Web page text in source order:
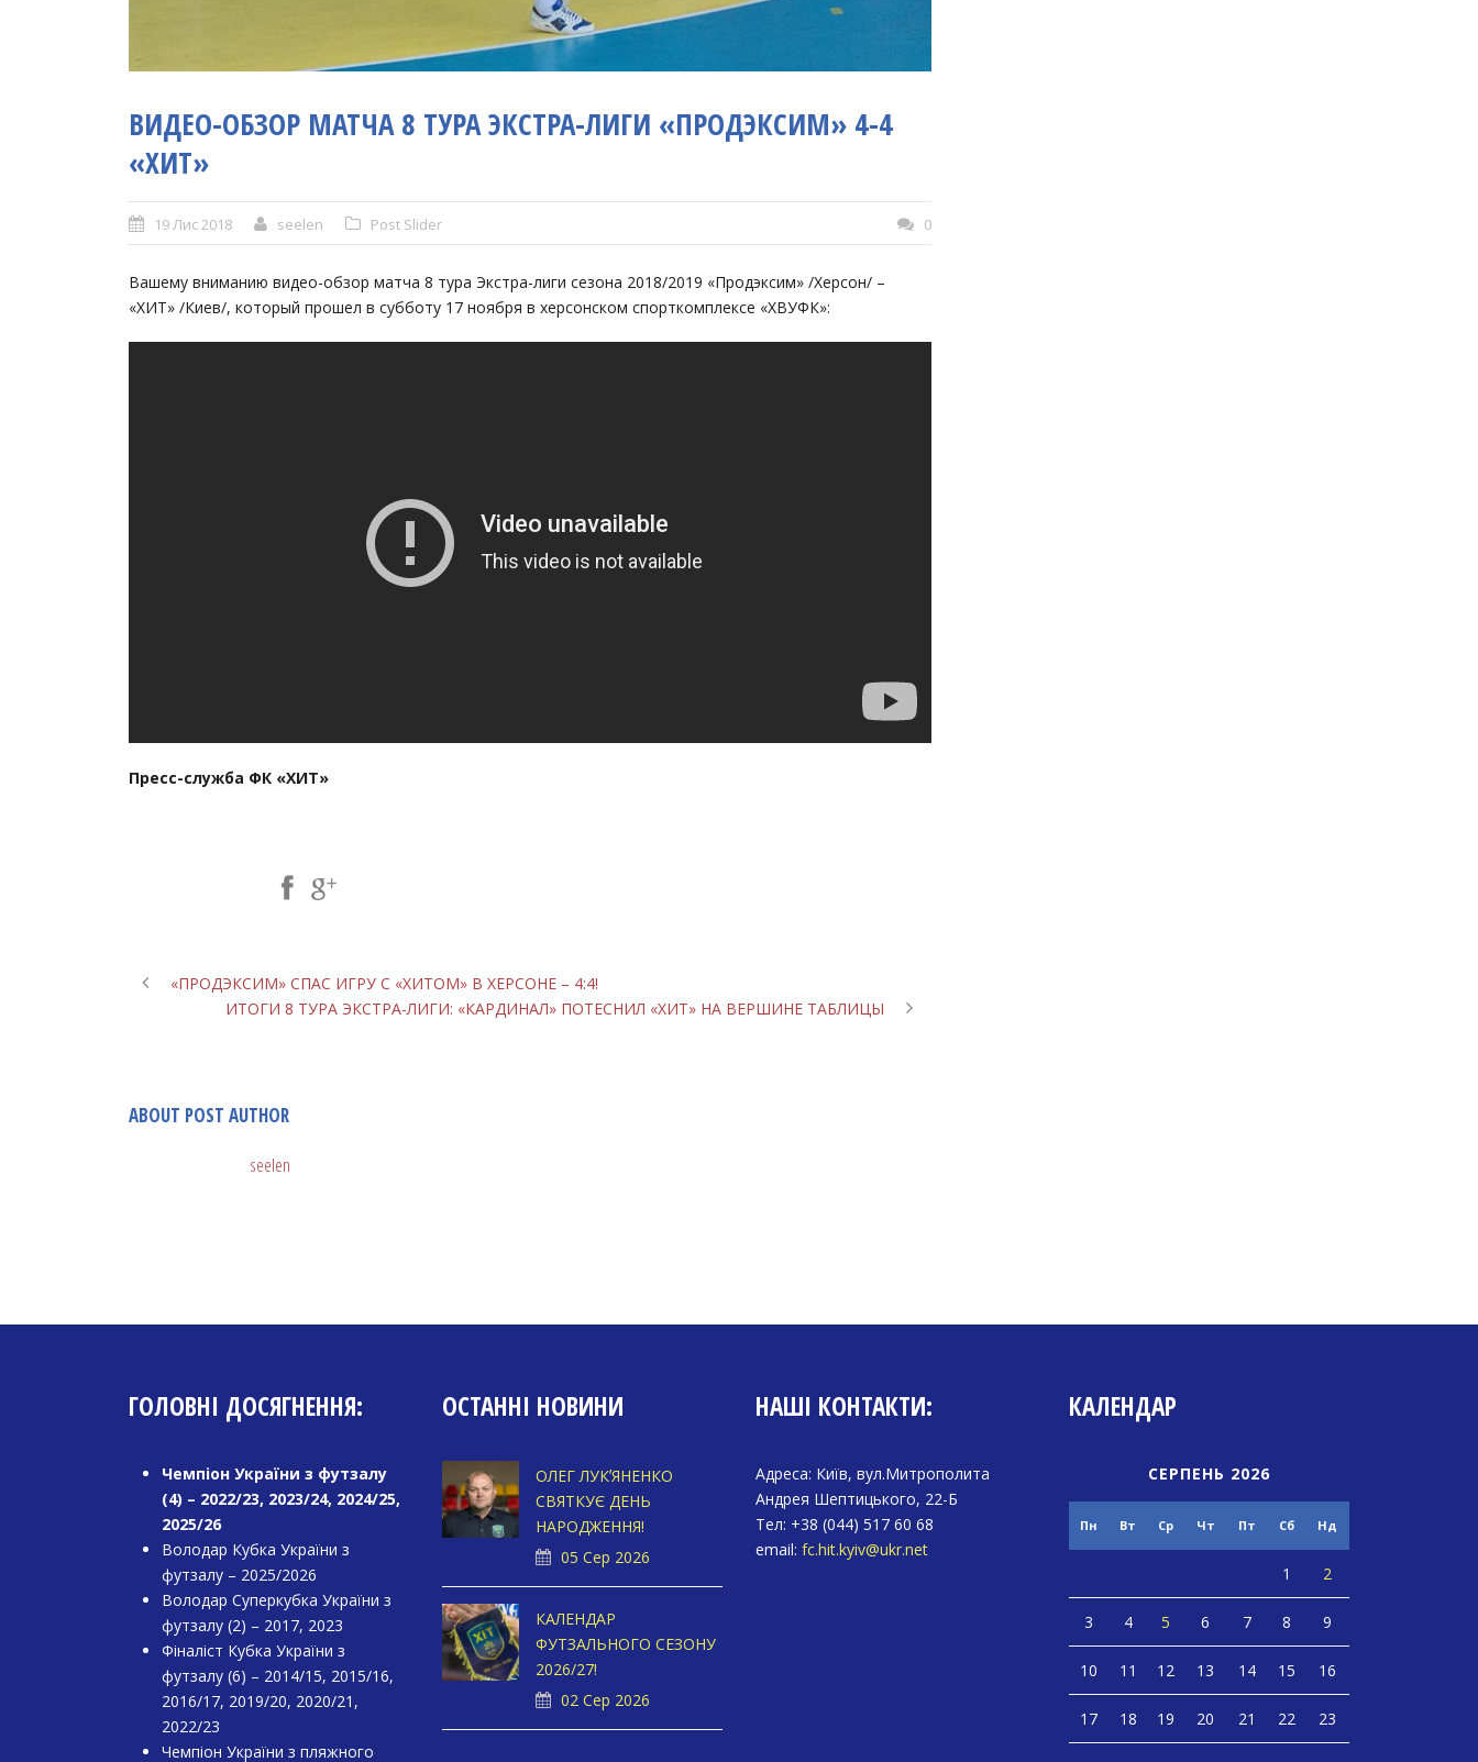
ВИДЕО-ОБЗОР МАТЧА 8 ТУРА ЭКСТРА-ЛИГИ «ПРОДЭКСИМ» 4-4
«ХИТ»
19 Лис 2018 seelen Post Slider 0
Вашему вниманию видео-обзор матча 8 тура Экстра-лиги сезона 2018/2019 «Продэксим» /Херсон/ –
«ХИТ» /Киев/, который прошел в субботу 17 ноября в херсонском спорткомплексе «ХВУФК»:
Пресс-служба ФК «ХИТ»
«ПРОДЭКСИМ» СПАС ИГРУ С «ХИТОМ» В ХЕРСОНЕ – 4:4!
ИТОГИ 8 ТУРА ЭКСТРА-ЛИГИ: «КАРДИНАЛ» ПОТЕСНИЛ «ХИТ» НА ВЕРШИНЕ ТАБЛИЦЫ
ABOUT POST AUTHOR
seelen
ГОЛОВНІ ДОСЯГНЕННЯ:
Чемпіон України з футзалу
(4) – 2022/23, 2023/24, 2024/25,
2025/26
Володар Кубка України з
футзалу – 2025/2026
Володар Суперкубка України з
футзалу (2) – 2017, 2023
Фіналіст Кубка України з
футзалу (6) – 2014/15, 2015/16,
2016/17, 2019/20, 2020/21,
2022/23
Чемпіон України з пляжного
ОСТАННІ НОВИНИ
ОЛЕГ ЛУКʼЯНЕНКО
СВЯТКУЄ ДЕНЬ
НАРОДЖЕННЯ!
05 Сер 2026
КАЛЕНДАР
ФУТЗАЛЬНОГО СЕЗОНУ
2026/27!
02 Сер 2026
НАШІ КОНТАКТИ:
Адреса: Київ, вул.Митрополита
Андрея Шептицького, 22-Б
Тел: +38 (044) 517 60 68
email: fc.hit.kyiv@ukr.net
КАЛЕНДАР
СЕРПЕНЬ 2026
Пн Вт Ср Чт Пт Сб Нд
1 2
3 4 5 6 7 8 9
10 11 12 13 14 15 16
17 18 19 20 21 22 23